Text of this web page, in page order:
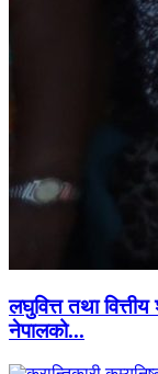
लघुवित्त तथा
नेपालको...